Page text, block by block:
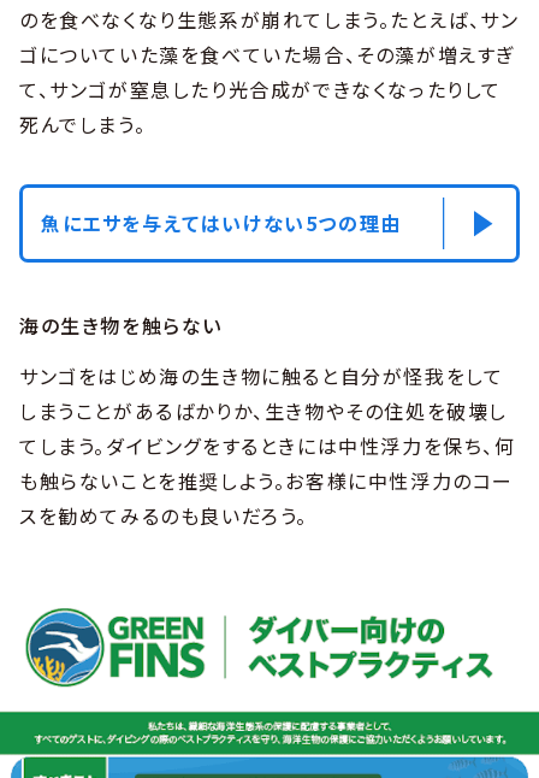
のを食べなくなり生態系が崩れてしまう。たとえば、サン
ゴについていた藻を食べていた場合、その藻が増えすぎ
て、サンゴが窒息したり光合成ができなくなったりして
死んでしまう。
魚にエサを与えてはいけない5つの理由
海の生き物を触らない
サンゴをはじめ海の生き物に触ると自分が怪我をして
しまうことがあるばかりか、生き物やその住処を破壊し
てしまう。ダイビングをするときには中性浮力を保ち、何
も触らないことを推奨しよう。お客様に中性浮力のコー
スを勧めてみるのも良いだろう。